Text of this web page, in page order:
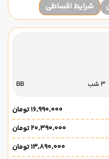
شرایط اقساطی
3 شب BB
۱۶٬۹۹۰٬۰۰۰ تومان
۲۰٬۳۹۰٬۰۰۰ تومان
۱۳٬۸۹۰٬۰۰۰ تومان